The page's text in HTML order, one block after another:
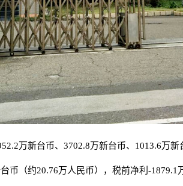
万新台币、3702.8万新台币、1013.6万
币（约20.76万人民币），税前净利-1879.1